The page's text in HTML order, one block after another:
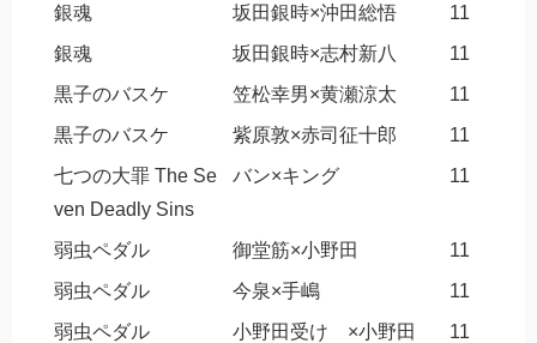
銀魂
坂田銀時×沖田総悟
11
銀魂
坂田銀時×志村新八
11
黒子のバスケ
笠松幸男×黄瀬涼太
11
黒子のバスケ
紫原敦×赤司征十郎
11
七つの大罪 The Se
ven Deadly Sins
バン×キング 11
弱虫ペダル 御堂筋×小野田
11
弱虫ペダル
今泉×手嶋
11
弱虫ペダル
小野田受け ×小野田
11